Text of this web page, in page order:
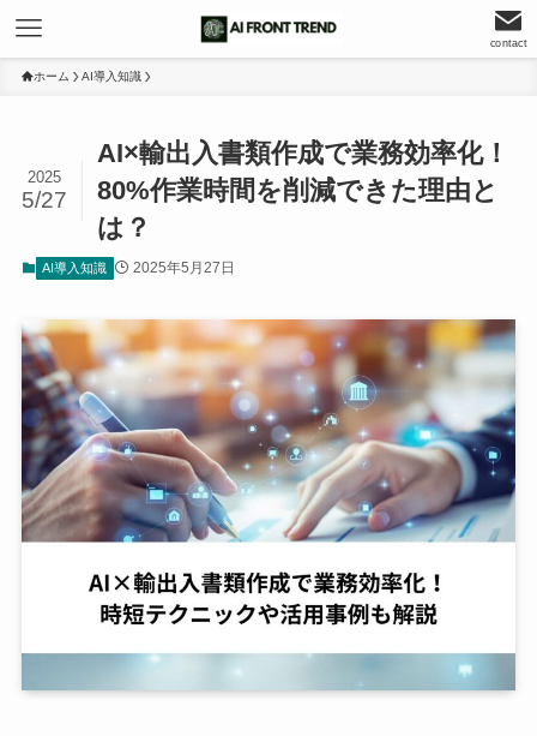
contact
ホーム AI導入知識
AI×輸出入書類作成で業務効率化！
80%作業時間を削減できた理由と
は？
2025
5/27
AI導入知識 2025年5月27日